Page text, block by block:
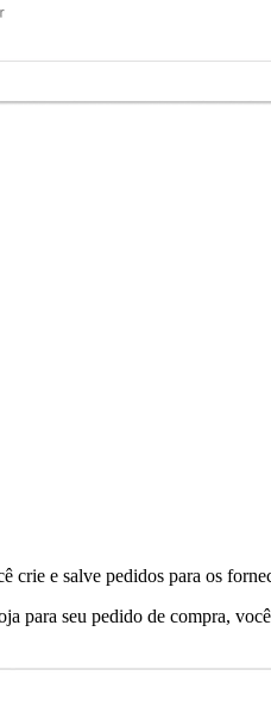
crie e salve pedidos para os
para seu pedido de compra,